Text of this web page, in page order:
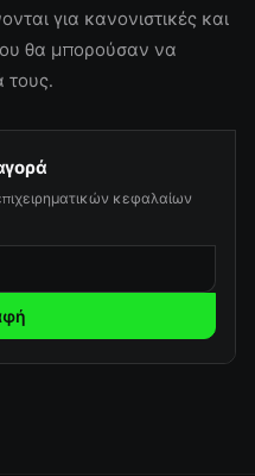
για κανονιστικές και
θα μπορούσαν να
τους.
κεφαλαίων